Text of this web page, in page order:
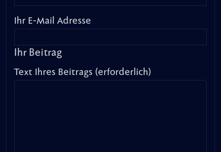
Ihr E-Mail Adresse
Ihr Beitrag
Text Ihres Beitrags (erforderlich)